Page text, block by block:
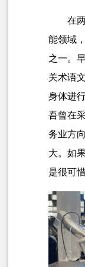
在
能领域
之一。
关术语
身体进
吾曾在
务业方
大。如
是很可